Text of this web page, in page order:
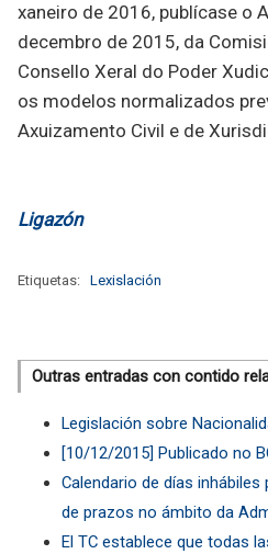
xaneiro de 2016, publícase o
decembro de 2015, da
Consello Xeral do Poder
os modelos normalizados
Axuizamento Civil e de
Ligazón
Etiquetas: Lexislación
Outras entradas con contido
Legislación sobre
[10/12/2015] Publicado no
Calendario de días
de prazos no ámbito da
El TC establece que todas